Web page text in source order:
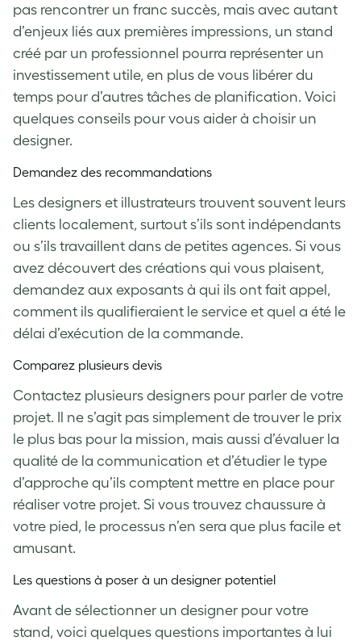
pas rencontrer un franc succès, mais avec autant
d’enjeux liés aux premières impressions, un stand
créé par un professionnel pourra représenter un
investissement utile, en plus de vous libérer du
temps pour d’autres tâches de planification. Voici
quelques conseils pour vous aider à choisir un
designer.
Demandez des recommandations
Les designers et illustrateurs trouvent souvent leurs
clients localement, surtout s’ils sont indépendants
ou s’ils travaillent dans de petites agences. Si vous
avez découvert des créations qui vous plaisent,
demandez aux exposants à qui ils ont fait appel,
comment ils qualifieraient le service et quel a été le
délai d’exécution de la commande.
Comparez plusieurs devis
Contactez plusieurs designers pour parler de votre
projet. Il ne s’agit pas simplement de trouver le prix
le plus bas pour la mission, mais aussi d’évaluer la
qualité de la communication et d’étudier le type
d’approche qu’ils comptent mettre en place pour
réaliser votre projet. Si vous trouvez chaussure à
votre pied, le processus n’en sera que plus facile et
amusant.
Les questions à poser à un designer potentiel
Avant de sélectionner un designer pour votre
stand, voici quelques questions importantes à lui